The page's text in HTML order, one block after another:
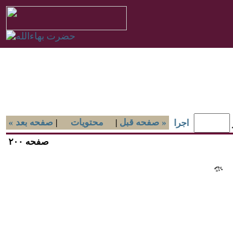
« صفحه بعد | محتويات | صفحه قبل »
اجرا